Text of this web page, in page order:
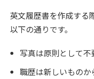
英文履歴書を作成する
以下の通りです。
写真は原則として不
職歴は新しいもの